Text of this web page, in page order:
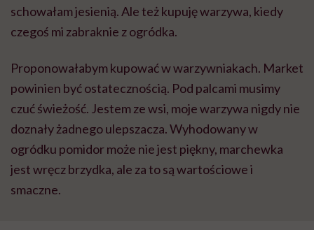
schowałam jesienią. Ale też kupuję warzywa, kiedy
czegoś mi zabraknie z ogródka.
Proponowałabym kupować w warzywniakach. Market
powinien być ostatecznością. Pod palcami musimy
czuć świeżość. Jestem ze wsi, moje warzywa nigdy nie
doznały żadnego ulepszacza. Wyhodowany w
ogródku pomidor może nie jest piękny, marchewka
jest wręcz brzydka, ale za to są wartościowe i
smaczne.